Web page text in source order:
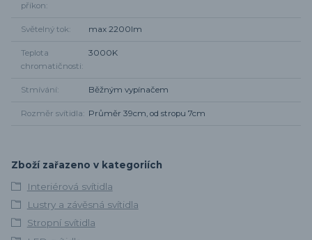
příkon
Světelný tok max 2200lm
Teplota
chromatičnosti
3000K
Stmívání Běžným vypínačem
Rozměr svítidla Průměr 39cm, od stropu 7cm
Zboží zařazeno v kategoriích
Interiérová svítidla
Lustry a závěsná svítidla
Stropní svítidla